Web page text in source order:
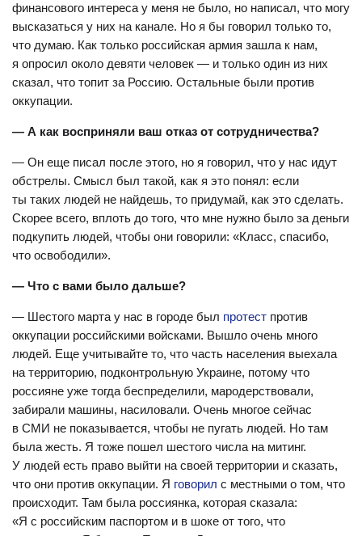
финансового интереса у меня не было, но написал, что могу
высказаться у них на канале. Но я бы говорил только то,
что думаю. Как только российская армия зашла к нам,
я опросил около девяти человек — и только один из них
сказал, что топит за Россию. Остальные были против
оккупации.
— А как восприняли ваш отказ от сотрудничества?
— Он еще писал после этого, но я говорил, что у нас идут
обстрелы. Смысл был такой, как я это понял: если
ты таких людей не найдешь, то придумай, как это сделать.
Скорее всего, вплоть до того, что мне нужно было за деньги
подкупить людей, чтобы они говорили: «Класс, спасибо,
что освободили».
— Что с вами было дальше?
— Шестого марта у нас в городе был протест против
оккупации российскими войсками. Вышло очень много
людей. Еще учитывайте то, что часть населения выехала
на территорию, подконтрольную Украине, потому что
россияне уже тогда беспределили, мародерствовали,
забирали машины, насиловали. Очень многое сейчас
в СМИ не показывается, чтобы не пугать людей. Но там
была жесть. Я тоже пошел шестого числа на митинг.
У людей есть право выйти на своей территории и сказать,
что они против оккупации. Я говорил с местными о том, что
происходит. Там была россиянка, которая сказала:
«Я с российским паспортом и в шоке от того, что